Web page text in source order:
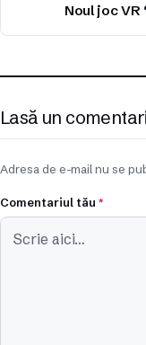
Noul joc VR
Lasă un
Adresa de e-mail nu se
Comentariul tău *